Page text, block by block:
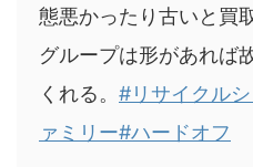
態悪かったり古いと買
グループは形があれば
くれる。 #リサイクル
ァミリー#ハードオフ